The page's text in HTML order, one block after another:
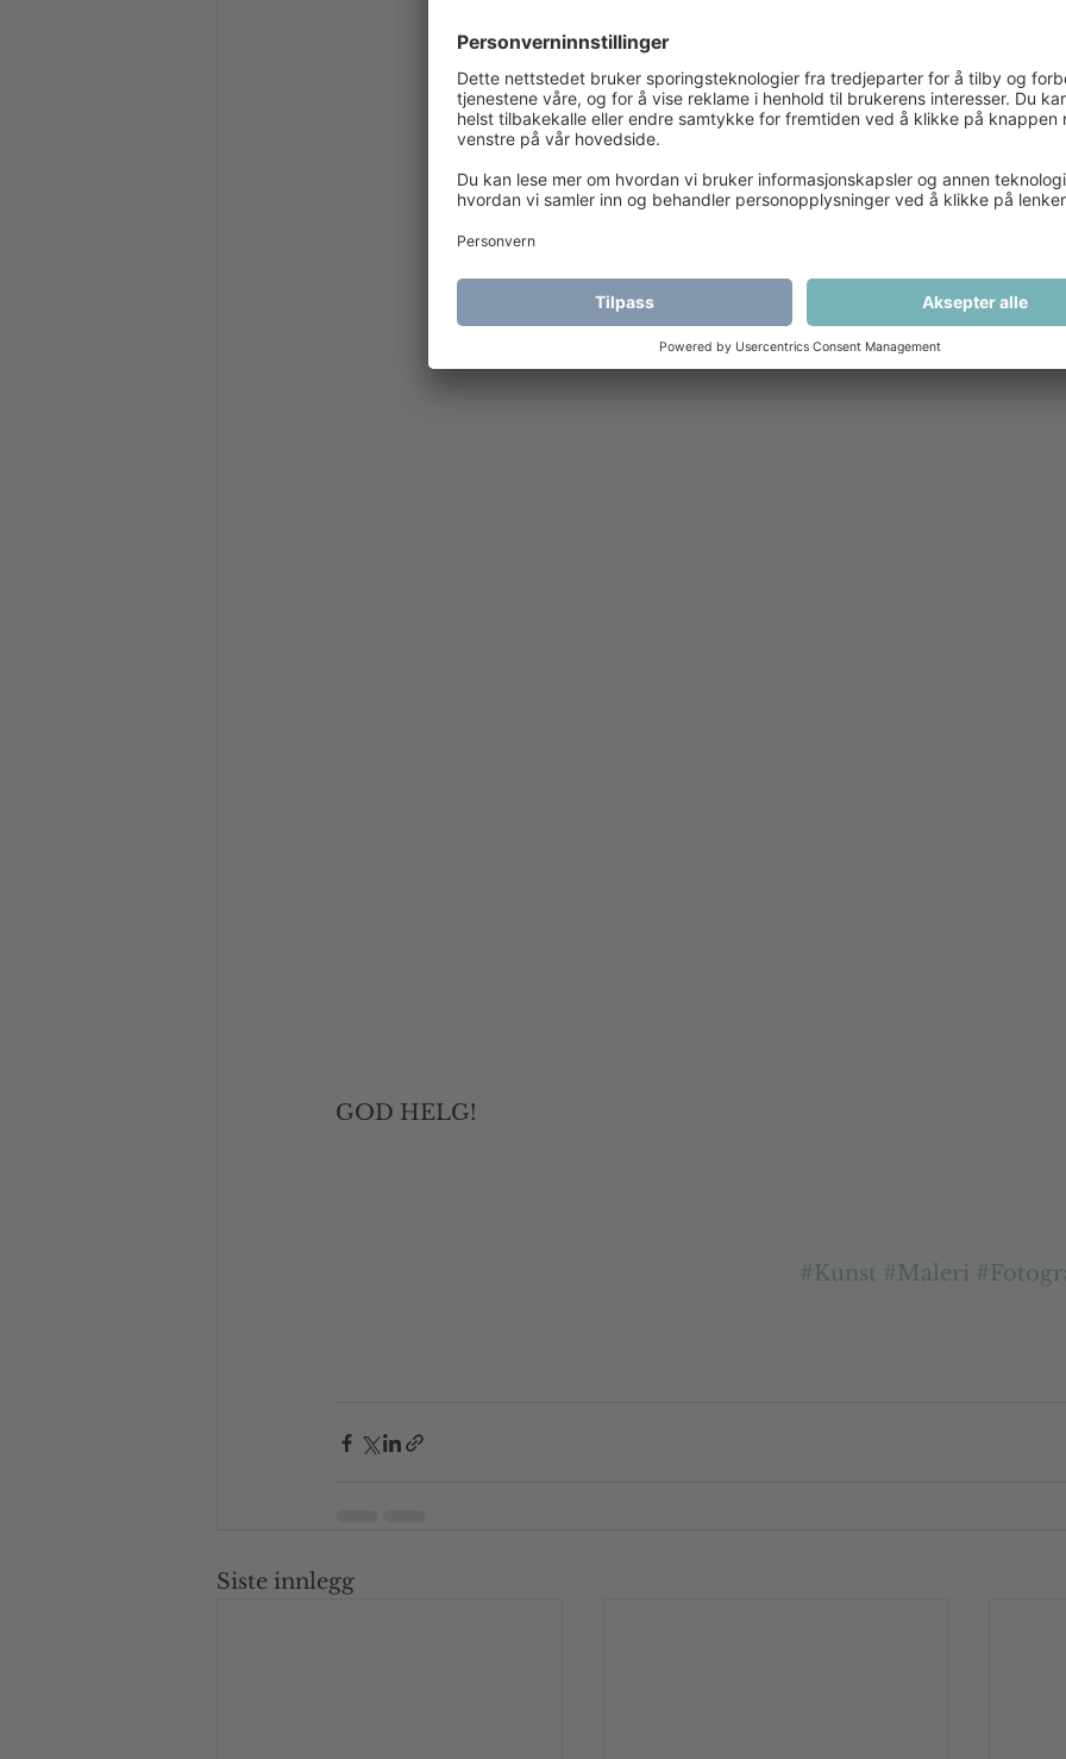
GOD HELG!
#Kunst #Maleri
Siste innlegg